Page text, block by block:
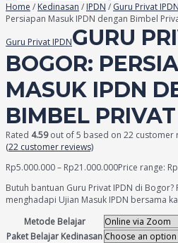
Home / Kedinasan / IPDN / Guru Privat IPDN
Persiapan Masuk IPDN dengan Bimbel
Guru Privat IPDNGURU
BOGOR:
MASUK IPDN
BIMBEL
Rated 4.59out of 5 based on 22 customer
(22 customer reviews)
Rp5.000.000– Rp21.000.000Price range:
Butuh bantuan Guru Privat IPDN di
menghadapi Ujian Masuk IPDN bersama
Metode Belajar
Paket Belajar Kedinasan